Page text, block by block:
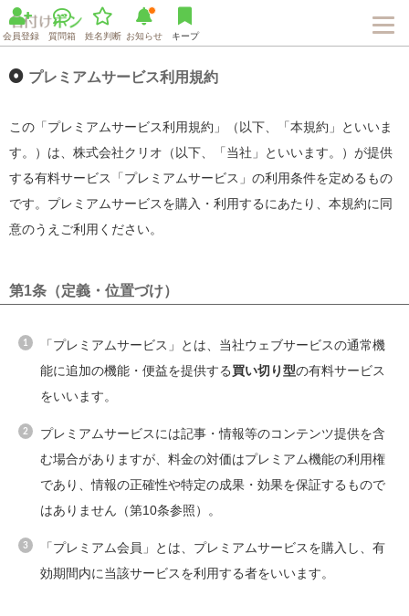
会員登録 質問箱 姓名判断 お知らせ キープ
プレミアムサービス利用規約
この「プレミアムサービス利用規約」（以下、「本規約」といいま
す。）は、株式会社クリオ（以下、「当社」といいます。）が提供
する有料サービス「プレミアムサービス」の利用条件を定めるもの
です。プレミアムサービスを購入・利用するにあたり、本規約に同
意のうえご利用ください。
第1条（定義・位置づけ）
「プレミアムサービス」とは、当社ウェブサービスの通常機
能に追加の機能・便益を提供する買い切り型の有料サービス
をいいます。
プレミアムサービスには記事・情報等のコンテンツ提供を含
む場合がありますが、料金の対価はプレミアム機能の利用権
であり、情報の正確性や特定の成果・効果を保証するもので
はありません（第10条参照）。
「プレミアム会員」とは、プレミアムサービスを購入し、有
効期間内に当該サービスを利用する者をいいます。